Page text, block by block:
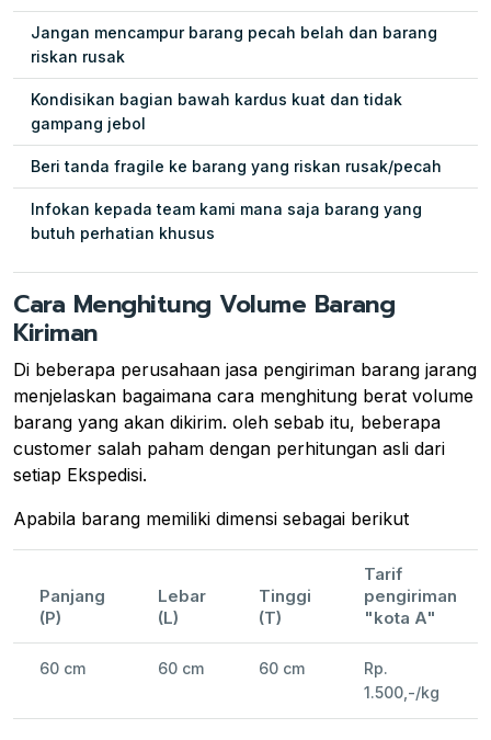
Jangan mencampur barang pecah belah dan barang
riskan rusak
Kondisikan bagian bawah kardus kuat dan tidak
gampang jebol
Beri tanda fragile ke barang yang riskan rusak/pecah
Infokan kepada team kami mana saja barang yang
butuh perhatian khusus
Cara Menghitung Volume Barang
Kiriman
Di beberapa perusahaan jasa pengiriman barang jarang
menjelaskan bagaimana cara menghitung berat volume
barang yang akan dikirim. oleh sebab itu, beberapa
customer salah paham dengan perhitungan asli dari
setiap Ekspedisi.
Apabila barang memiliki dimensi sebagai berikut
Panjang
(P)
Lebar
(L)
Tinggi
(T)
Tarif
pengiriman
"kota A"
60 cm 60 cm 60 cm
Rp.
1.500,-/kg